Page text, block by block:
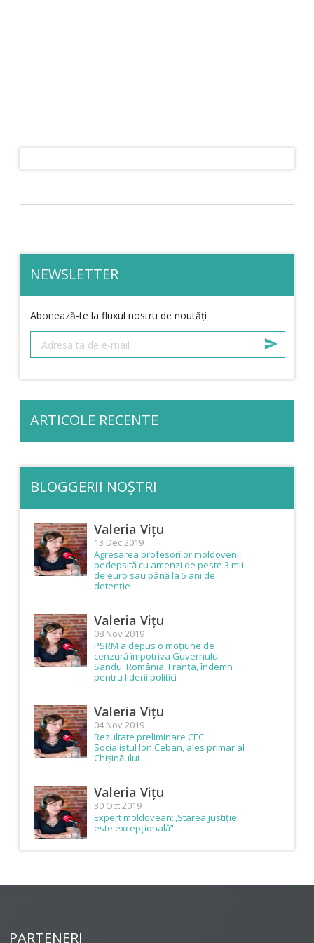
NEWSLETTER
Abonează-te la fluxul nostru de noutăți
ARTICOLE RECENTE
BLOGGERII NOȘTRI
Valeria Vițu
13 Dec 2019
Agresarea profesorilor moldoveni,
pedepsită cu amenzi de peste 3 mii
de euro sau până la 5 ani de
detenție
Valeria Vițu
08 Nov 2019
PSRM a depus o moțiune de
cenzură împotriva Guvernului
Sandu. România, Franța, îndemn
pentru liderii politici
Valeria Vițu
04 Nov 2019
Rezultate preliminare CEC:
Socialistul Ion Ceban, ales primar al
Chișinăului
Valeria Vițu
30 Oct 2019
Expert moldovean:„Starea justiției
este excepțională”
PARTENERI